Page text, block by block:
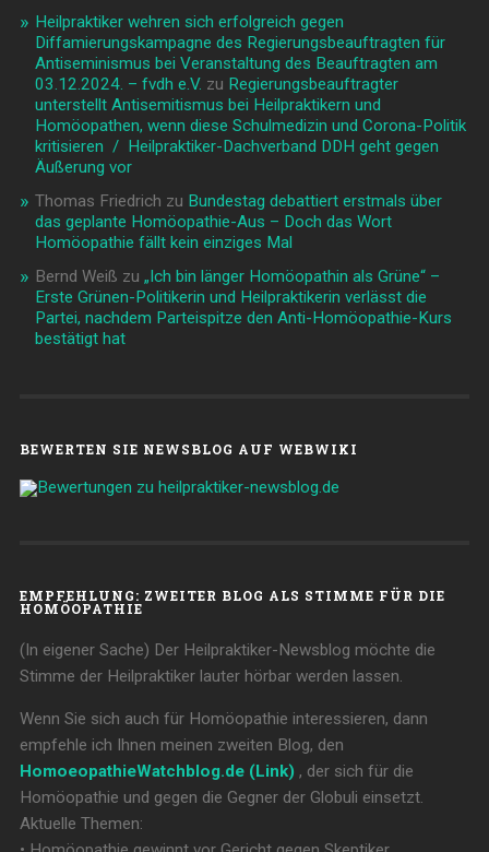
Heilpraktiker wehren sich erfolgreich gegen
Diffamierungskampagne des Regierungsbeauftragten für
Antiseminismus bei Veranstaltung des Beauftragten am
03.12.2024. – fvdh e.V. zu Regierungsbeauftragter
unterstellt Antisemitismus bei Heilpraktikern und
Homöopathen, wenn diese Schulmedizin und Corona-Politik
kritisieren / Heilpraktiker-Dachverband DDH geht gegen
Äußerung vor
Thomas Friedrich zu Bundestag debattiert erstmals über
das geplante Homöopathie-Aus – Doch das Wort
Homöopathie fällt kein einziges Mal
Bernd Weiß zu „Ich bin länger Homöopathin als Grüne“ –
Erste Grünen-Politikerin und Heilpraktikerin verlässt die
Partei, nachdem Parteispitze den Anti-Homöopathie-Kurs
bestätigt hat
BEWERTEN SIE NEWSBLOG AUF WEBWIKI
EMPFEHLUNG: ZWEITER BLOG ALS STIMME FÜR DIE
HOMÖOPATHIE
(In eigener Sache) Der Heilpraktiker-Newsblog möchte die
Stimme der Heilpraktiker lauter hörbar werden lassen.
Wenn Sie sich auch für Homöopathie interessieren, dann
empfehle ich Ihnen meinen zweiten Blog, den
HomoeopathieWatchblog.de (Link) , der sich für die
Homöopathie und gegen die Gegner der Globuli einsetzt.
Aktuelle Themen: